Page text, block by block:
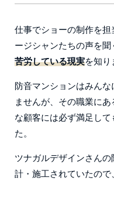
仕事でショーの制作を
ージシャンたちの声を
苦労している現実を知り
防音マンションはみん
ませんが、その職業に
な顧客には必ず満足し
た。
ツナガルデザインさん
計・施工されていたので